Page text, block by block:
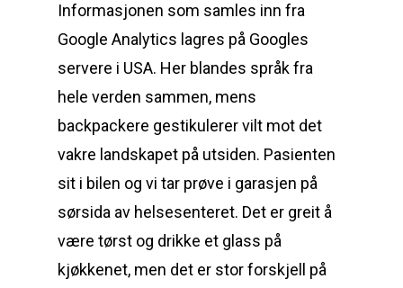
Informasjonen som samles inn fra
Google Analytics lagres på Googles
servere i USA. Her blandes språk fra
hele verden sammen, mens
backpackere gestikulerer vilt mot det
vakre landskapet på utsiden. Pasienten
sit i bilen og vi tar prøve i garasjen på
sørsida av helsesenteret. Det er greit å
være tørst og drikke et glass på
kjøkkenet, men det er stor forskjell på